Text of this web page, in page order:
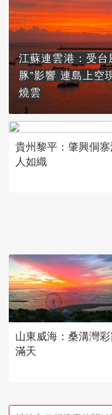
江蘇連雲港：受台
豚”影響 連島上空
燒雲
貴州黎平：肇興侗
人如織
山東威海：桑溝灣彩
滿天